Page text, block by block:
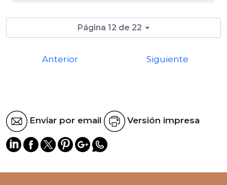
Página 12 de 22
Anterior Siguiente
Enviar por email Versión impresa